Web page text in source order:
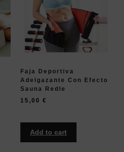
Faja Deportiva
Adelgazante Con Efecto
Sauna Redle
15,00 €
Add to cart